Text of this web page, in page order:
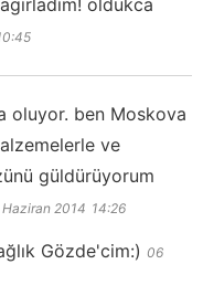
oluyor. ben Moskova
ve
güldürüyorum
2014 14:26
Gözde'cim:) 06